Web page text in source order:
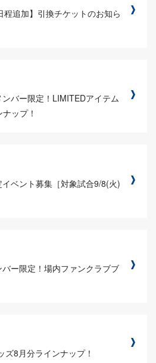
程追加】引換チケットのお知ら
ンバー限定！LIMITEDアイテム
ップ！
ベント募集［対象試合9/8(火)
ー限定！場内ファンクラブブ
ズ8月分ラインナップ！